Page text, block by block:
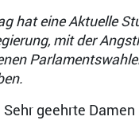
hat eine Aktuelle
mit der
geehrte